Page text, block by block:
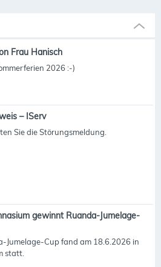
Frau Hanisch
2026 :-)
– IServ
Sie die Störungsmeldung.
gewinnt Ruanda-Jumelage-
Jumelage-Cup fand am 18.6.2026 in
statt.